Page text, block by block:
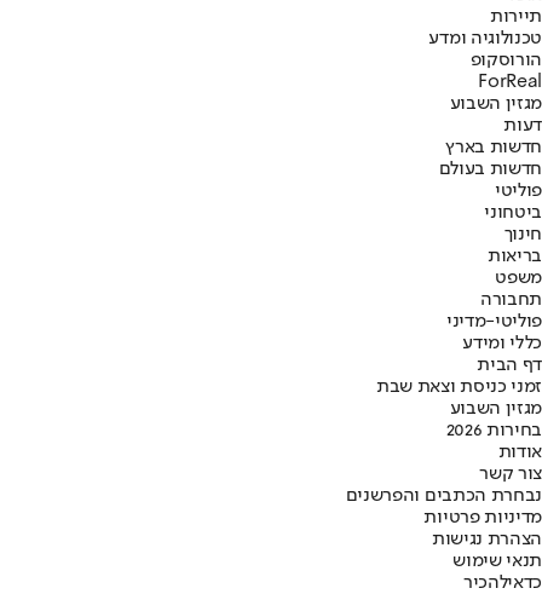
תיירות
טכנולוגיה ומדע
הורוסקופ
ForReal
מגזין השבוע
דעות
חדשות בארץ
חדשות בעולם
פוליטי
ביטחוני
חינוך
בריאות
משפט
תחבורה
פוליטי-מדיני
כללי ומידע
דף הבית
זמני כניסת וצאת שבת
מגזין השבוע
בחירות 2026
אודות
צור קשר
נבחרת הכתבים והפרשנים
מדיניות פרטיות
הצהרת נגישות
תנאי שימוש
כדאילהכיר